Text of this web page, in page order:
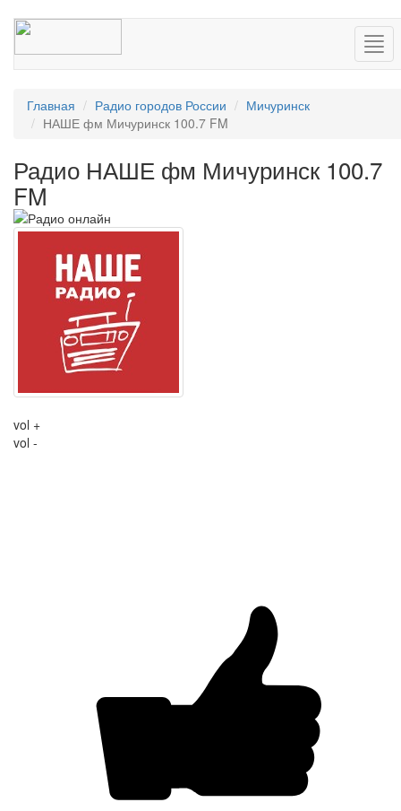
Главная Радио городов России
Мичуринск
НАШЕ фм Мичуринск 100.7 FM
Радио НАШЕ фм Мичуринск 100.7
FM
vol +
vol -